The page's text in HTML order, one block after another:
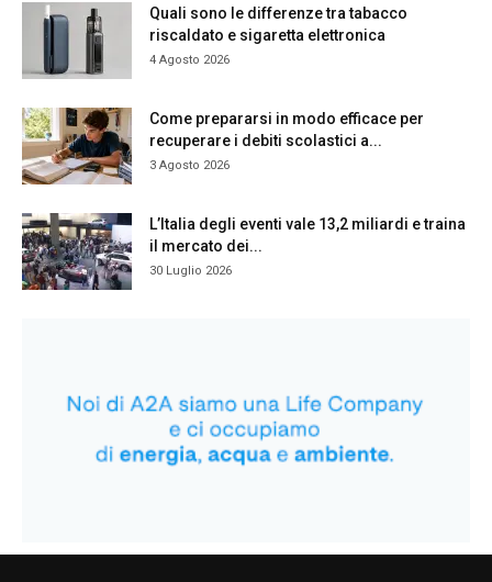
Quali sono le differenze tra tabacco
riscaldato e sigaretta elettronica
4 Agosto 2026
Come prepararsi in modo efficace per
recuperare i debiti scolastici a...
3 Agosto 2026
L’Italia degli eventi vale 13,2 miliardi e traina
il mercato dei...
30 Luglio 2026